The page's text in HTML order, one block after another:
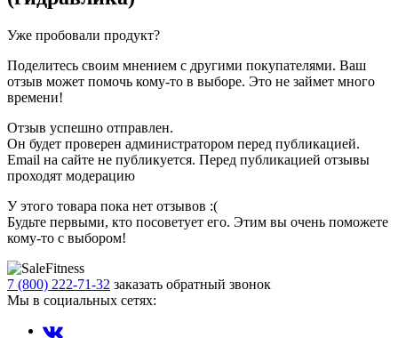
Уже пробовали продукт?
Поделитесь своим мнением с другими покупателями. Ваш
отзыв может помочь кому-то в выборе. Это не займет много
времени!
Отзыв успешно отправлен.
Он будет проверен администратором перед публикацией.
Email на сайте не публикуется. Перед публикацией отзывы
проходят модерацию
У этого товара пока нет отзывов :(
Будьте первыми, кто посоветует его. Этим вы очень поможете
кому-то с выбором!
7 (800) 222-71-32 заказать обратный звонок
Мы в социальных сетях: